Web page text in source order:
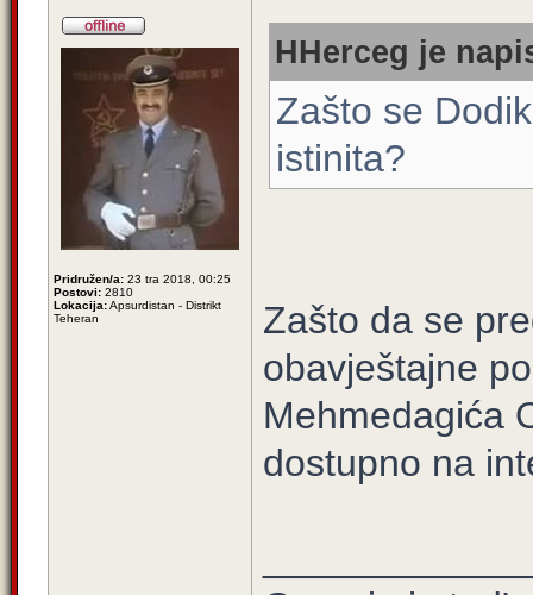
Pridružen/a: 23 tra 2018, 00:25
Postovi: 2810
Lokacija:Apsurdistan - Distrikt
Teheran
HHerceg je
Zašto se
istinita?
Zašto da se
obavještajne
Mehmedagića
dostupno na